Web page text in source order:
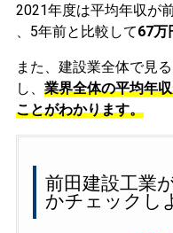
2021年度は平均年収が
、5年前と比較して67万
また、建設業全体で見
し、 業界全体の平均年
ことがわかります。
前田建設工業
かチェックし